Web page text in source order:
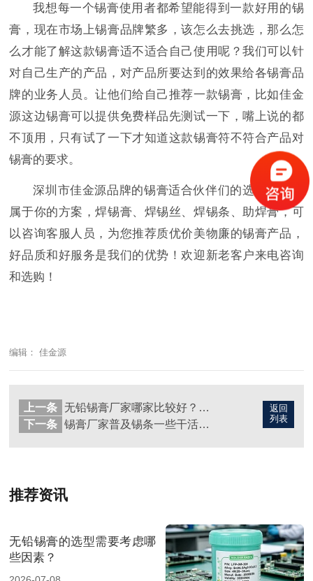
我想每一个锡膏使用者都希望能得到一款好用的锡
膏，现在市场上锡膏品牌繁多，该怎么去挑选，那么怎
么才能了解这款锡膏适不适合自己使用呢？我们可以针
对自己生产的产品，对产品所要达到的效果给各锡膏品
牌的业务人员。让他们给自己推荐一款锡膏，比如佳金
源这边锡膏可以提供免费样品先测试一下，嘴上说的都
不顶用，只有试了一下才知道这款锡膏符不符合产品对
锡膏的要求。
深圳市佳金源品牌的锡膏适合伙伴们的选择，提供
属于你的方案，焊锡膏、焊锡丝、焊锡条、助焊膏，可
以咨询客服人员，为您推荐质优价美物廉的锡膏产品，
好品质和好服务是我们的优势！欢迎新老客户来电咨询
和选购！
编辑： 佳金源
返回
列表
上一条
无铅锡膏厂家哪家比较好？性价比如何？
下一条
锡膏厂家普及锡条一些干活知识?
推荐资讯
无铅锡膏的选型需要考虑哪
些因素？